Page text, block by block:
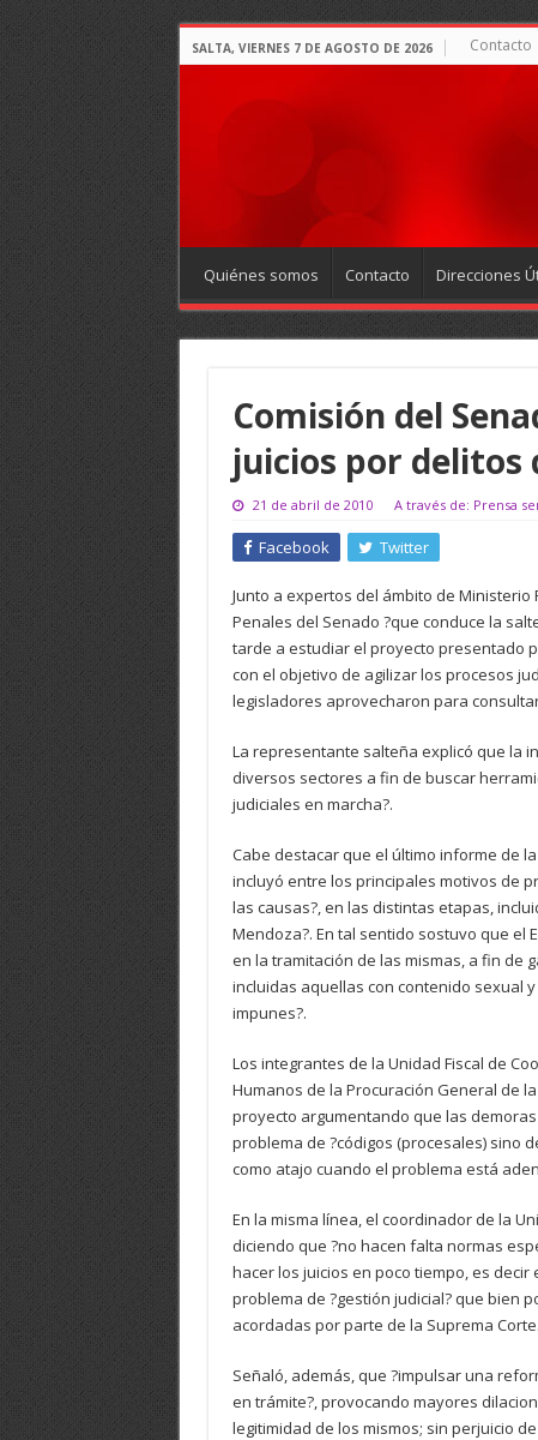
SALTA, VIERNES 7 DE AGOSTO DE 2026 Contacto
Quiénes somos Contacto Direcciones
Comisión del
juicios por delitos
21 de abril de 2010 A través de: Prensa
Facebook Twitter
Junto a expertos del ámbito de Ministerio
Penales del Senado ?que conduce la
tarde a estudiar el proyecto presentado
con el objetivo de agilizar los procesos
legisladores aprovecharon para
La representante salteña explicó que la
diversos sectores a fin de buscar
judiciales en marcha?.
Cabe destacar que el último informe de
incluyó entre los principales motivos de
las causas?, en las distintas etapas,
Mendoza?. En tal sentido sostuvo que
en la tramitación de las mismas, a fin de
incluidas aquellas con contenido sexual
impunes?.
Los integrantes de la Unidad Fiscal de
Humanos de la Procuración General de
proyecto argumentando que las
problema de ?códigos (procesales) sino
como atajo cuando el problema está
En la misma línea, el coordinador de la
diciendo que ?no hacen falta normas
hacer los juicios en poco tiempo, es
problema de ?gestión judicial? que bien
acordadas por parte de la Suprema Corte.
Señaló, además, que ?impulsar una
en trámite?, provocando mayores
legitimidad de los mismos; sin perjuicio